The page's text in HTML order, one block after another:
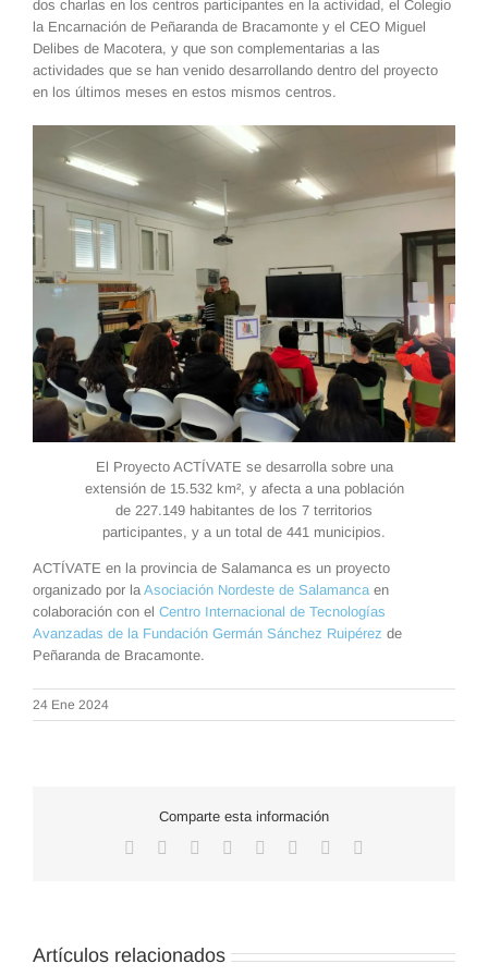
dos charlas en los centros participantes en la actividad, el Colegio
la Encarnación de Peñaranda de Bracamonte y el CEO Miguel
Delibes de Macotera, y que son complementarias a las
actividades que se han venido desarrollando dentro del proyecto
en los últimos meses en estos mismos centros.
El Proyecto ACTÍVATE se desarrolla sobre una
extensión de 15.532 km², y afecta a una población
de 227.149 habitantes de los 7 territorios
participantes, y a un total de 441 municipios.
ACTÍVATE en la provincia de Salamanca es un proyecto
organizado por laAsociación Nordeste de Salamancaen
colaboración con el Centro Internacional de Tecnologías
Avanzadas de la Fundación Germán Sánchez Ruipérez de
Peñaranda de Bracamonte.
24 Ene 2024
Comparte esta información
Facebook Reddit LinkedInWhatsApp
TumblrPinterest
Artículos relacionados